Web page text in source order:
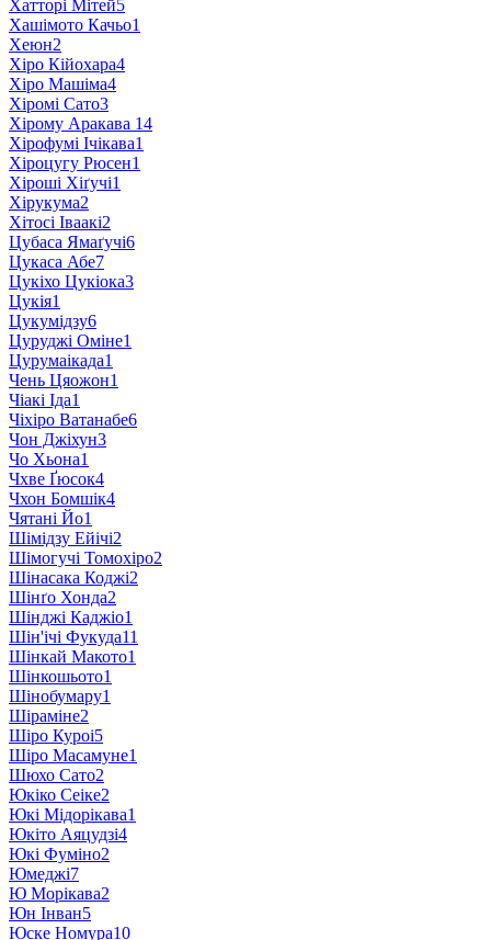
Хатторі Мітей5
Хашімото Качьо1
Хеюн2
Хіро Кійохара4
Хіро Машіма4
Хіромі Сато3
Хірому Аракава 14
Хірофумі Ічікава1
Хіроцугу Рюсен1
Хіроші Хіґучі1
Хірукума2
Хітосі Іваакі2
Цубаса Ямаґучі6
Цукаса Абе7
Цукіхо Цукіока3
Цукія1
Цукумідзу6
Цуруджі Оміне1
Цурумаікада1
Чень Цяожон1
Чіакі Іда1
Чіхіро Ватанабе6
Чон Джіхун3
Чо Хьона1
Чхве Ґюсок4
Чхон Бомшік4
Чятані Йо1
Шімідзу Ейічі2
Шімогучі Томохіро2
Шінасака Коджі2
Шінґо Хонда2
Шінджі Каджіо1
Шін'ічі Фукуда11
Шінкай Макото1
Шінкошьото1
Шінобумару1
Шіраміне2
Шіро Куроі5
Шіро Масамуне1
Шюхо Сато2
Юкіко Сеіке2
Юкі Мідорікава1
Юкіто Аяцудзі4
Юкі Фуміно2
Юмеджі7
Ю Морікава2
Юн Інван5
Юске Номура10